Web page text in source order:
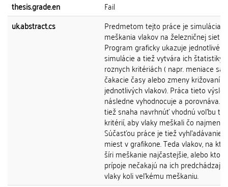
thesis.grade.en
Fail
uk.abstract.cs
Predmetom tejto práce je simulácia
meškania vlakov na železničnej sieti.
Program graficky ukazuje jednotlivé
simulácie a tiež vytvára ich štatistiky
roznych kritériách ( napr. meniace sa
čakacie časy alebo zmeny križovaní
jednotlivých vlakov). Práca tieto
následne vyhodnocuje a porovnáva.
tiež snaha navrhnúť vhodnú voľbu
kritérií, aby vlaky meškali čo najmenej.
Súčasťou práce je tiež vyhľadávanie
miest v grafikone. Teda vlakov, na
šíri meškanie najčastejšie, alebo
prípoje nečakajú na ich
vlaky koli veľkému meškaniu.